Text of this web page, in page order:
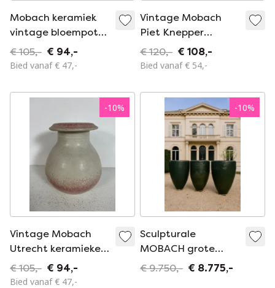
Mobach keramiek
vintage bloempot
pot
€ 105,- € 94,-
Bied vanaf € 47,-
Vintage Mobach
Piet Knepper
keramieken pot
bloempot
€ 120,- € 108,-
Bied vanaf € 54,-
-10%
Vintage Mobach
Utrecht keramieken
vaas
€ 105,- € 94,-
Bied vanaf € 47,-
-10%
Sculpturale
MOBACH grote
vazen ​​– unieke
€ 9.750,- € 8.775,-